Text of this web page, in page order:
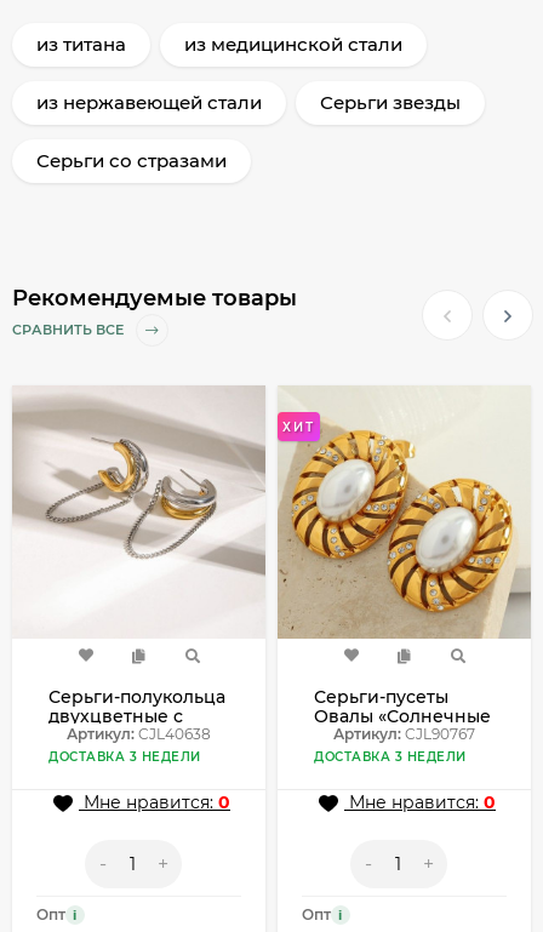
из титана из медицинской стали
из нержавеющей стали Серьги звезды
Серьги со стразами
Рекомендуемые товары
СРАВНИТЬ ВСЕ
Серьги-полукольца
двухцветные с
цепочкой CJL40638
Артикул: CJL40638
ДОСТАВКА 3 НЕДЕЛИ
Мне нравится: 0
- +
Опт i
ХИТ
Серьги-пусеты
Овалы «Солнечные
лучи» CJL90767
Артикул: CJL90767
ДОСТАВКА 3 НЕДЕЛИ
Мне нравится: 0
- +
Опт i